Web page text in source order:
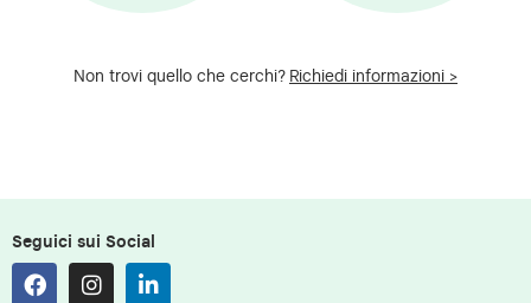
Non trovi quello che cerchi? Richiedi informazioni >
Seguici sui Social